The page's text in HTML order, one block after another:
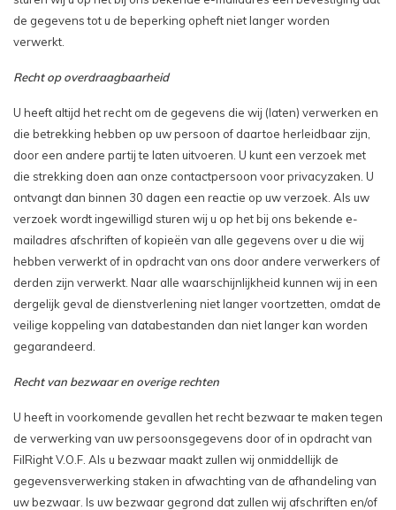
de gegevens tot u de beperking opheft niet langer worden
verwerkt.
Recht op overdraagbaarheid
U heeft altijd het recht om de gegevens die wij (laten) verwerken en
die betrekking hebben op uw persoon of daartoe herleidbaar zijn,
door een andere partij te laten uitvoeren. U kunt een verzoek met
die strekking doen aan onze contactpersoon voor privacyzaken. U
ontvangt dan binnen 30 dagen een reactie op uw verzoek. Als uw
verzoek wordt ingewilligd sturen wij u op het bij ons bekende e-
mailadres afschriften of kopieën van alle gegevens over u die wij
hebben verwerkt of in opdracht van ons door andere verwerkers of
derden zijn verwerkt. Naar alle waarschijnlijkheid kunnen wij in een
dergelijk geval de dienstverlening niet langer voortzetten, omdat de
veilige koppeling van databestanden dan niet langer kan worden
gegarandeerd.
Recht van bezwaar en overige rechten
U heeft in voorkomende gevallen het recht bezwaar te maken tegen
de verwerking van uw persoonsgegevens door of in opdracht van
FilRight V.O.F. Als u bezwaar maakt zullen wij onmiddellijk de
gegevensverwerking staken in afwachting van de afhandeling van
uw bezwaar. Is uw bezwaar gegrond dat zullen wij afschriften en/of